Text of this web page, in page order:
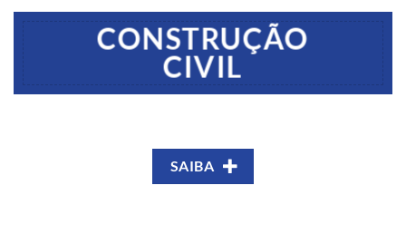
CONSTRUÇÃO
CIVIL
SAIBA